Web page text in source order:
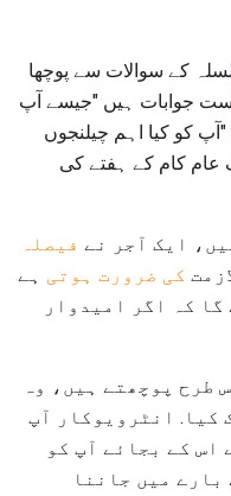
کے سوالات سے پوچھا
جوابات ہیں "جیسے آپ
کو کیا اہم چیلنجوں
عام کام کے ہفتے کی
ایک آجر نے فیصلہ
کی ضرورت ہوتی ہے
گا کہ اگر امیدوار
طرح پوچھتے ہیں، وہ
کیا. انٹرویوکار آپ
اس کے بجائے آپ کو
میں جاننا